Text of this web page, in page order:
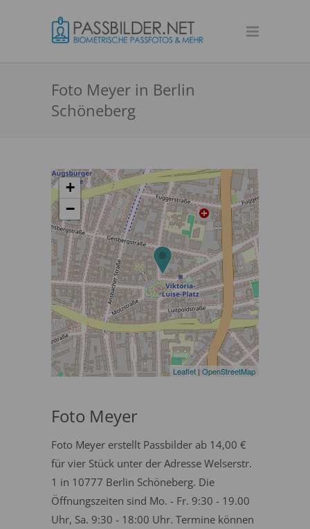
Foto Meyer in Berlin
Schöneberg
+
−
Leaflet | OpenStreetMap
Foto Meyer
Foto Meyer erstellt Passbilder ab 14,00 €
für vier Stück unter der Adresse Welserstr.
1 in 10777 Berlin Schöneberg. Die
Öffnungszeiten sind Mo. - Fr. 9:30 - 19.00
Uhr, Sa. 9:30 - 18:00 Uhr. Termine können